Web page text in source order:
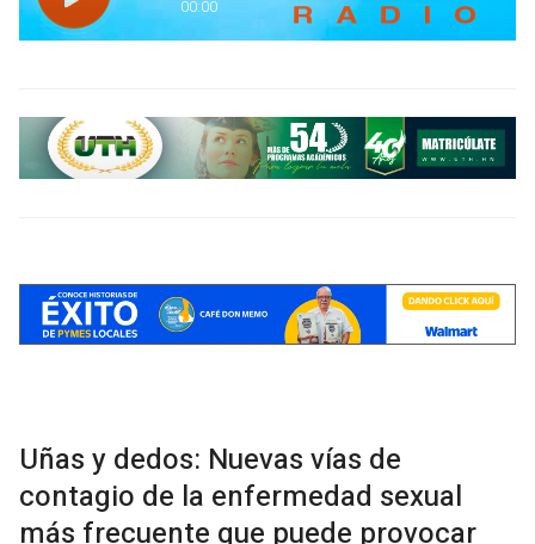
Uñas y dedos: Nuevas vías de
contagio de la enfermedad sexual
más frecuente que puede provocar